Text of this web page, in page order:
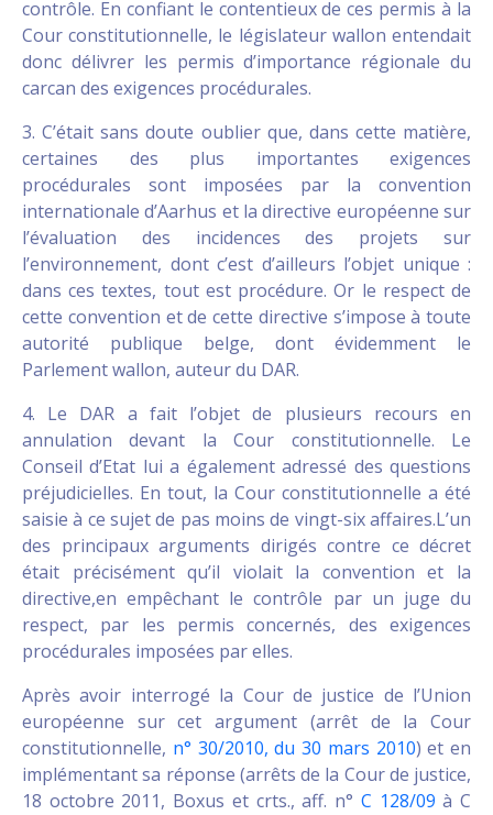
contrôle. En confiant le contentieux de ces permis à la
Cour constitutionnelle, le législateur wallon entendait
donc délivrer les permis d’importance régionale du
carcan des exigences procédurales.
3. C’était sans doute oublier que, dans cette matière,
certaines des plus importantes exigences
procédurales sont imposées par la convention
internationale d’Aarhus et la directive européenne sur
l’évaluation des incidences des projets sur
l’environnement, dont c’est d’ailleurs l’objet unique :
dans ces textes, tout est procédure. Or le respect de
cette convention et de cette directive s’impose à toute
autorité publique belge, dont évidemment le
Parlement wallon, auteur du DAR.
4. Le DAR a fait l’objet de plusieurs recours en
annulation devant la Cour constitutionnelle. Le
Conseil d’Etat lui a également adressé des questions
préjudicielles. En tout, la Cour constitutionnelle a été
saisie à ce sujet de pas moins de vingt-six affaires.L’un
des principaux arguments dirigés contre ce décret
était précisément qu’il violait la convention et la
directive,en empêchant le contrôle par un juge du
respect, par les permis concernés, des exigences
procédurales imposées par elles.
Après avoir interrogé la Cour de justice de l’Union
européenne sur cet argument (arrêt de la Cour
constitutionnelle, n° 30/2010, du 30 mars 2010) et en
implémentant sa réponse (arrêts de la Cour de justice,
18 octobre 2011, Boxus et crts., aff. n° C 128/09 à C